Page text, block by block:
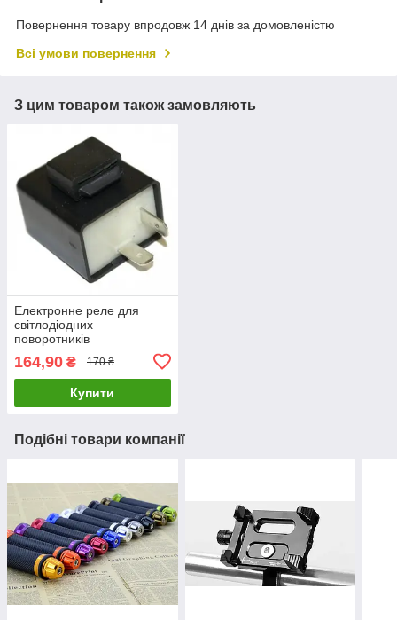
Повернення товару впродовж 14 днів за домовленістю
Всі умови повернення
З цим товаром також замовляють
Електронне реле для
світлодіодних
поворотників
164,90 ₴ 170 ₴
Купити
Подібні товари компанії